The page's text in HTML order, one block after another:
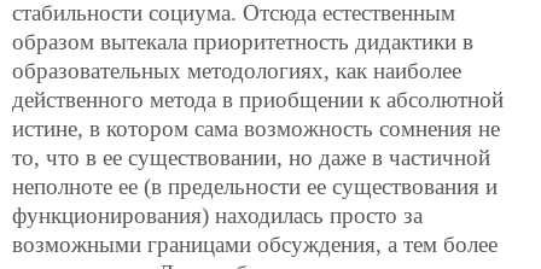
стабильности социума. Отсюда естественным
образом вытекала приоритетность дидактики в
образовательных методологиях, как наиболее
действенного метода в приобщении к абсолютной
истине, в котором сама возможность сомнения не
то, что в ее существовании, но даже в частичной
неполноте ее (в предельности ее существования и
функционирования) находилась просто за
возможными границами обсуждения, а тем более